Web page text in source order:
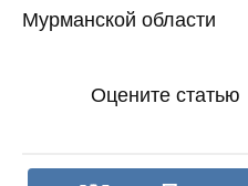
Мурманской области
Оцените статью